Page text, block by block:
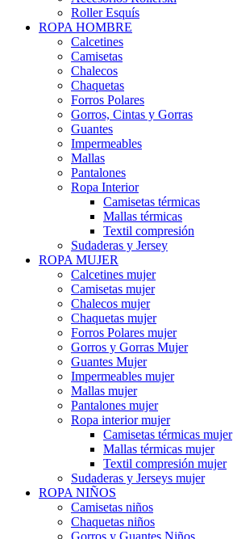
Roller Esquís
ROPA HOMBRE
Calcetines
Camisetas
Chalecos
Chaquetas
Forros Polares
Gorros, Cintas y Gorras
Guantes
Impermeables
Mallas
Pantalones
Ropa Interior
Camisetas térmicas
Mallas térmicas
Textil compresión
Sudaderas y Jersey
ROPA MUJER
Calcetines mujer
Camisetas mujer
Chalecos mujer
Chaquetas mujer
Forros Polares mujer
Gorros y Gorras Mujer
Guantes Mujer
Impermeables mujer
Mallas mujer
Pantalones mujer
Ropa interior mujer
Camisetas térmicas mujer
Mallas térmicas mujer
Textil compresión mujer
Sudaderas y Jerseys mujer
ROPA NIÑOS
Camisetas niños
Chaquetas niños
Gorros y Guantes Niños